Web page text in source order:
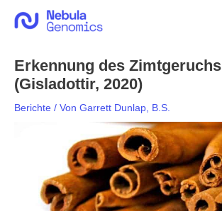
Inhalt
Erkennung des Zimtgeruchs
(Gisladottir, 2020)
Berichte / Von Garrett Dunlap, B.S.